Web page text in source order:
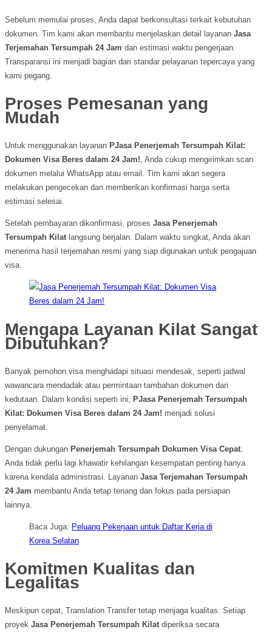
Sebelum memulai proses, Anda dapat berkonsultasi terkait kebutuhan
dokumen. Tim kami akan membantu menjelaskan detail layanan Jasa
Terjemahan Tersumpah 24 Jam dan estimasi waktu pengerjaan.
Transparansi ini menjadi bagian dari standar pelayanan tepercaya yang
kami pegang.
Proses Pemesanan yang
Mudah
Untuk menggunakan layanan PJasa Penerjemah Tersumpah Kilat:
Dokumen Visa Beres dalam 24 Jam!, Anda cukup mengirimkan scan
dokumen melalui WhatsApp atau email. Tim kami akan segera
melakukan pengecekan dan memberikan konfirmasi harga serta
estimasi selesai.
Setelah pembayaran dikonfirmasi, proses Jasa Penerjemah
Tersumpah Kilatlangsung berjalan. Dalam waktu singkat, Anda akan
menerima hasil terjemahan resmi yang siap digunakan untuk pengajuan
visa.
Mengapa Layanan Kilat Sangat
Dibutuhkan?
Banyak pemohon visa menghadapi situasi mendesak, seperti jadwal
wawancara mendadak atau permintaan tambahan dokumen dari
kedutaan. Dalam kondisi seperti ini,
PJasa Penerjemah Tersumpah
Kilat: Dokumen Visa Beres dalam 24 Jam! menjadi solusi
penyelamat.
Dengan dukungan Penerjemah Tersumpah Dokumen Visa Cepat
Anda tidak perlu lagi khawatir kehilangan kesempatan penting hanya
karena kendala administrasi. Layanan Jasa Terjemahan Tersumpah
24 Jam membantu Anda tetap tenang dan fokus pada persiapan
lainnya.
Baca Juga: Peluang Pekerjaan untuk Daftar Kerja di
Korea Selatan
Komitmen Kualitas dan
Legalitas
Meskipun cepat, Translation Transfer tetap menjaga kualitas. Setiap
proyek Jasa Penerjemah Tersumpah Kilatdiperiksa secara